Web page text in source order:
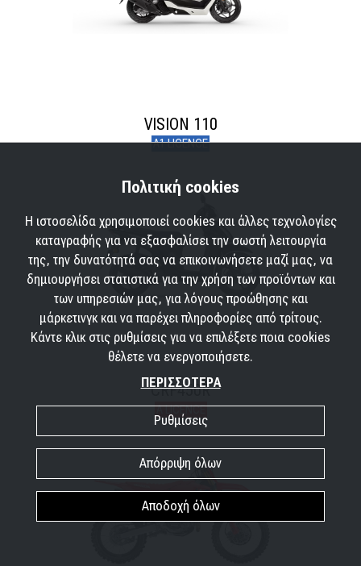
VISION 110
A1 LICENCE
CRF450R
A LICENCE
Πολιτική cookies
Η ιστοσελίδα χρησιμοποιεί cookies και άλλες τεχνολογίες
καταγραφής για να εξασφαλίσει την σωστή λειτουργία
της, την δυνατότητά σας να επικοινωνήσετε μαζί μας, να
δημιουργήσει στατιστικά για την χρήση των προϊόντων και
των υπηρεσιών μας, για λόγους προώθησης και
μάρκετινγκ και να παρέχει πληροφορίες από τρίτους.
Κάντε κλικ στις ρυθμίσεις για να επιλέξετε ποια cookies
θέλετε να ενεργοποιήσετε.
ΠΕΡΙΣΣΟΤΕΡΑ
Ρυθμίσεις
Απόρριψη όλων
Αποδοχή όλων